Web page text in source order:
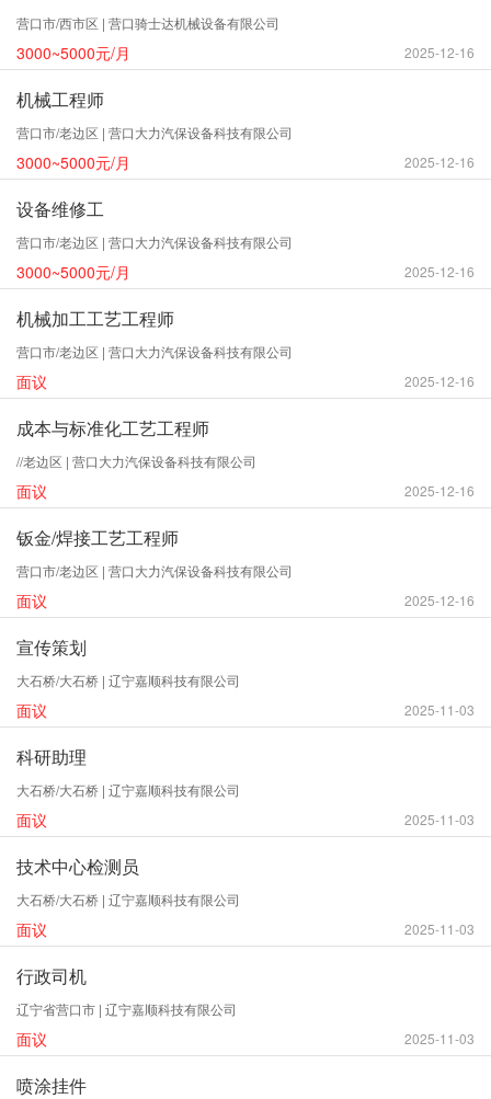
营口市/西市区 | 营口骑士达机械设备有限公司
3000~5000元/月 2025-12-16
机械工程师
营口市/老边区 | 营口大力汽保设备科技有限公司
3000~5000元/月 2025-12-16
设备维修工
营口市/老边区 | 营口大力汽保设备科技有限公司
3000~5000元/月 2025-12-16
机械加工工艺工程师
营口市/老边区 | 营口大力汽保设备科技有限公司
面议 2025-12-16
成本与标准化工艺工程师
//老边区 | 营口大力汽保设备科技有限公司
面议 2025-12-16
钣金/焊接工艺工程师
营口市/老边区 | 营口大力汽保设备科技有限公司
面议 2025-12-16
宣传策划
大石桥/大石桥 | 辽宁嘉顺科技有限公司
面议 2025-11-03
科研助理
大石桥/大石桥 | 辽宁嘉顺科技有限公司
面议 2025-11-03
技术中心检测员
大石桥/大石桥 | 辽宁嘉顺科技有限公司
面议 2025-11-03
行政司机
辽宁省营口市 | 辽宁嘉顺科技有限公司
面议 2025-11-03
喷涂挂件